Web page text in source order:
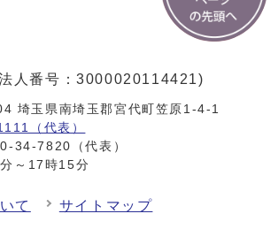
人番号：3000020114421)
埼玉県南埼玉郡宮代町笠原1-4-1
（代表）
34-7820（代表）
～17時15分
て サイトマップ